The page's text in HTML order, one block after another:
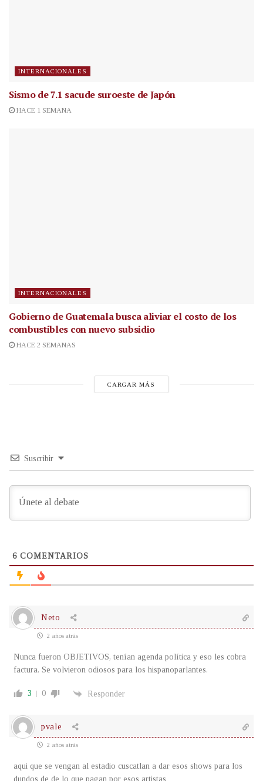
INTERNACIONALES
Sismo de 7.1 sacude suroeste de Japón
HACE 1 SEMANA
INTERNACIONALES
Gobierno de Guatemala busca aliviar el costo de los
combustibles con nuevo subsidio
HACE 2 SEMANAS
CARGAR MÁS
Suscribir
6 COMENTARIOS
Neto
2 años atrás
Nunca fueron OBJETIVOS, tenían agenda política y eso les cobra
factura. Se volvieron odiosos para los hispanoparlantes.
3 0 Responder
pvale
2 años atrás
aqui que se vengan al estadio cuscatlan a dar esos shows para los
dundos de de lo que pagan por esos artistas